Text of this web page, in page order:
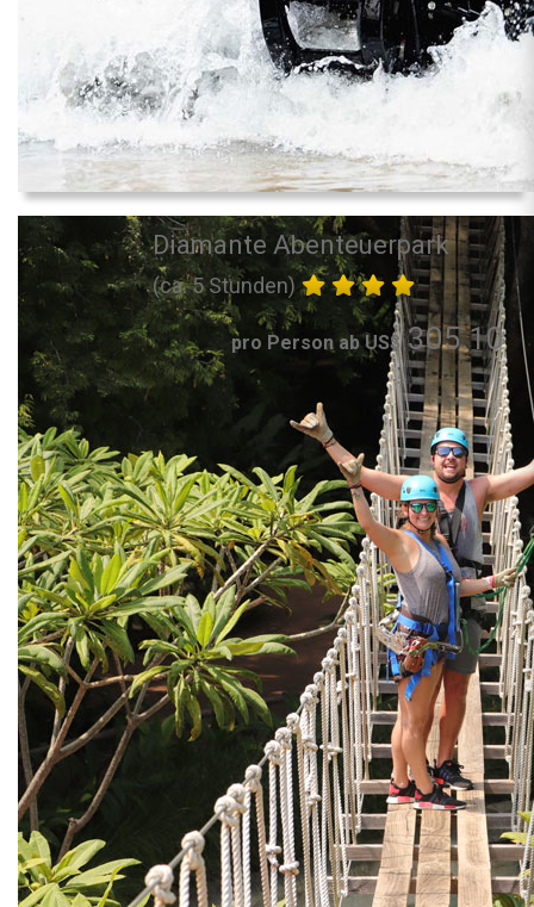
Diamante Abenteuerpark
(ca. 5 Stunden)
pro Person ab US$305.10